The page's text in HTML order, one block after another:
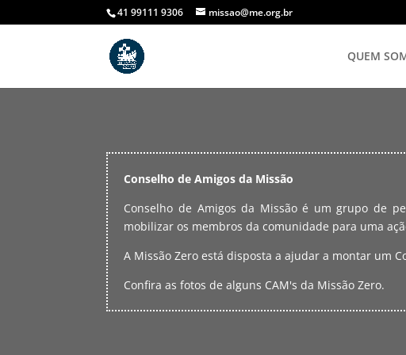
41 99111 9306 missao@me.org.br
QUEM
Conselho de Amigos da Missão
Conselho de Amigos da Missão é um grupo de
mobilizar os membros da comunidade para uma
A Missão Zero está disposta a ajudar a montar um
Confira as fotos de alguns CAM's da Missão Zero.